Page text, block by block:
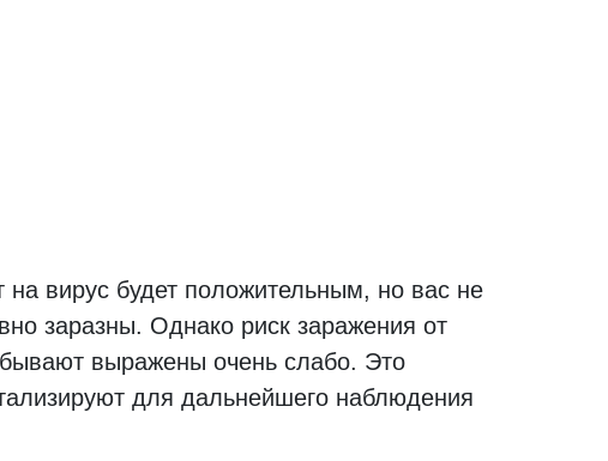
вирус будет положительным, но вас не
заразны. Однако риск заражения от
выражены очень слабо. Это
для дальнейшего наблюдения